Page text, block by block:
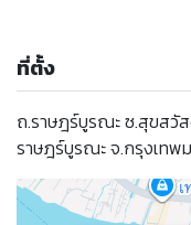
ที่ตั้ง
ถ.ราษฎร์บูรณะ ซ.สุขสวั
ราษฎร์บูรณะ จ.กรุงเทพ